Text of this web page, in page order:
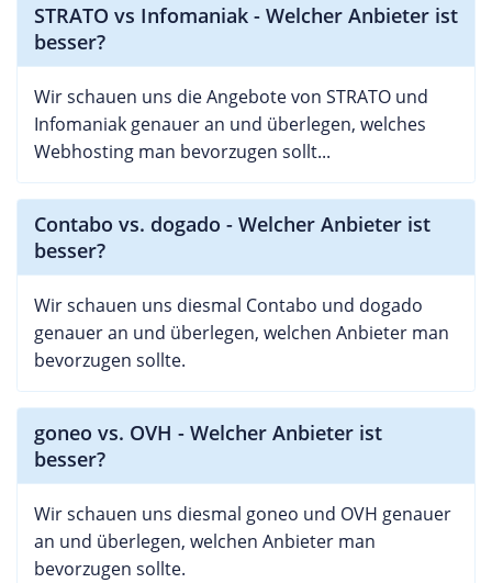
STRATO vs Infomaniak - Welcher Anbieter ist
besser?
Wir schauen uns die Angebote von STRATO und
Infomaniak genauer an und überlegen, welches
Webhosting man bevorzugen sollt...
Contabo vs. dogado - Welcher Anbieter ist
besser?
Wir schauen uns diesmal Contabo und dogado
genauer an und überlegen, welchen Anbieter man
bevorzugen sollte.
goneo vs. OVH - Welcher Anbieter ist
besser?
Wir schauen uns diesmal goneo und OVH genauer
an und überlegen, welchen Anbieter man
bevorzugen sollte.